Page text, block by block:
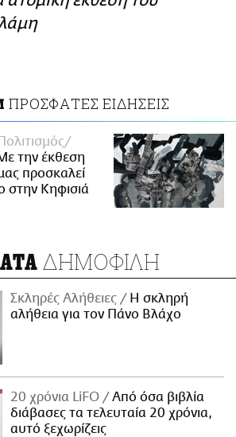
ΠΡΟΣΦΑΤΕΣ ΕΙΔΗΣΕΙΣ
την έκθεση
προσκαλεί
στην Κηφισιά
ΔΗΜΟΦΙΛΗ
Σκληρές Αλήθειες
H σκληρή
αλήθεια για τον Πάνο Βλάχο
20 χρόνια LiFO
Από όσα βιβλία
διάβασες τα τελευταία 20 χρόνια,
αυτό ξεχωρίζεις